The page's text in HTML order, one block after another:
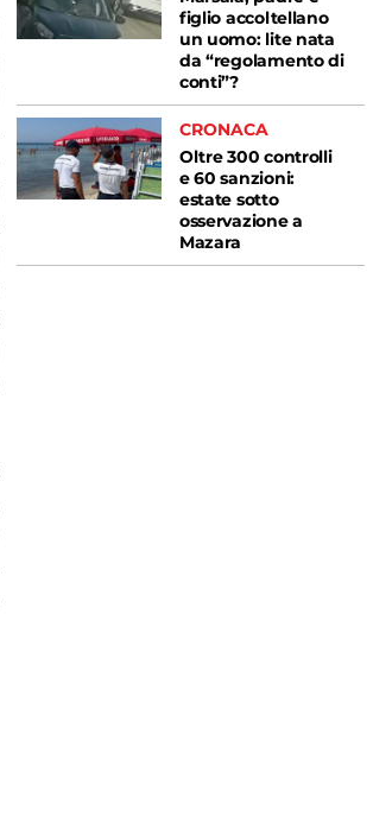
figlio accoltellano
un uomo: lite nata
da “regolamento di
conti”?
CRONACA
Oltre 300 controlli
e 60 sanzioni:
estate sotto
osservazione a
Mazara